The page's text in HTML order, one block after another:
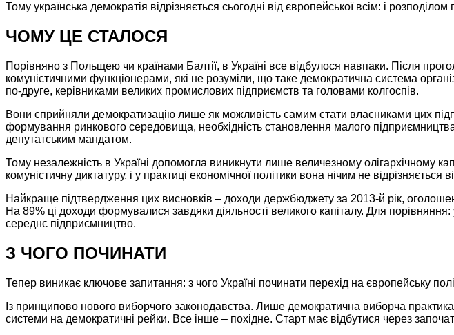
Тому українська демократія відрізняється сьогодні від європейської всім: і
ЧОМУ ЦЕ СТАЛОСЯ
Порівняно з Польщею чи країнами Балтії, в Україні все відбулося навпаки. Після
комуністичними функціонерами, які не розуміли, що таке демократична система
по-друге, керівниками великих промислових підприємств та головами колгоспів.
Вони сприйняли демократизацію лише як можливість самим стати власниками цих
формування ринкового середовища, необхідність становлення малого
депутатським мандатом.
Тому незалежність в Україні допомогла виникнути лише величезному олігархічному
комуністичну диктатуру, і у практиці економічної політики вона нічим не
Найкраще підтвердження цих висновків – доходи держбюджету за 2013-й рік,
На 89% ці доходи формувалися завдяки діяльності великого капіталу. Для порівняння:
середнє підприємництво.
З ЧОГО ПОЧИНАТИ
Тепер виникає ключове запитання: з чого Україні починати перехід на європейську
Із принципово нового виборчого законодавства. Лише демократична виборча
системи на демократичні рейки. Все інше – похідне. Старт має відбутися через